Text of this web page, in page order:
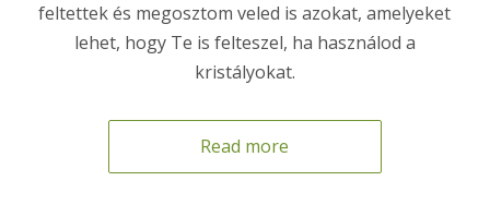
feltettek és megosztom veled is azokat, amelyeket
lehet, hogy Te is felteszel, ha használod a
kristályokat.
Read more